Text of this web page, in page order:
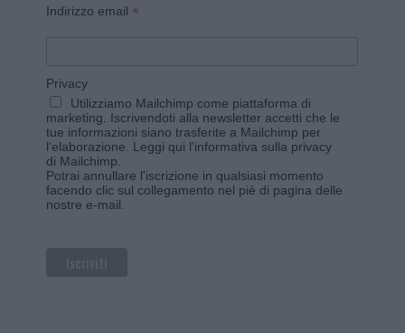
Indirizzo email *
Privacy
Utilizziamo Mailchimp come piattaforma di
marketing. Iscrivendoti alla newsletter accetti che le
tue informazioni siano trasferite a Mailchimp per
l'elaborazione. Leggi qui l'informativa sulla privacy
di Mailchimp
Potrai annullare l'iscrizione in qualsiasi momento
facendo clic sul collegamento nel piè di pagina delle
nostre e-mail.